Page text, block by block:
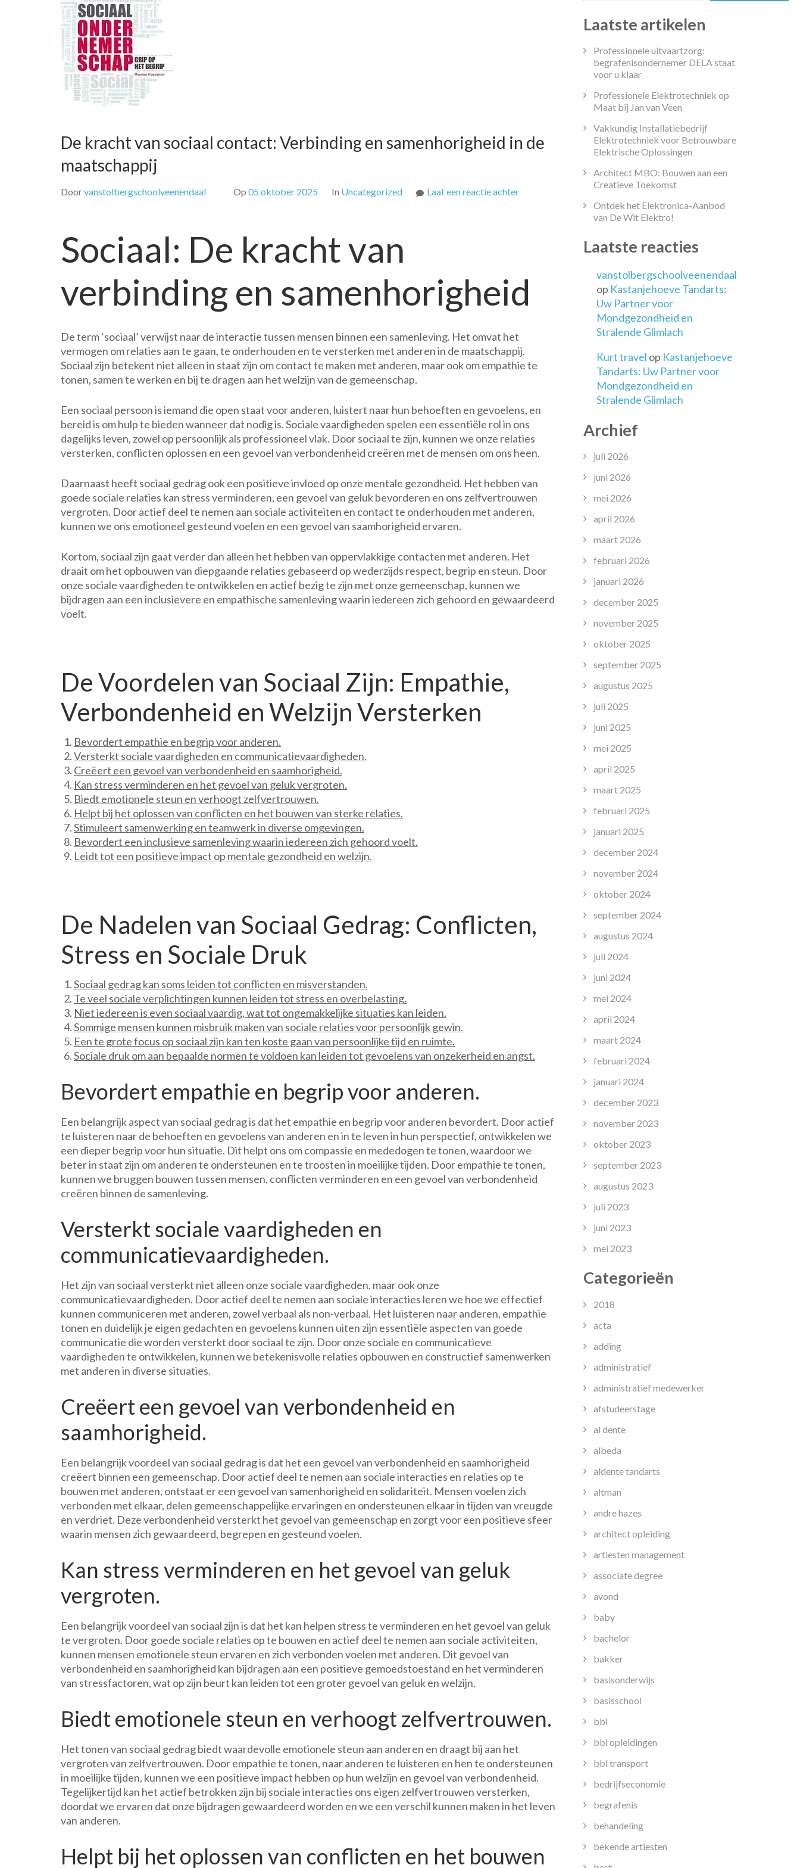
De kracht van sociaal contact: Verbinding en samenhorigheid in de
maatschappij
Doorvanstolbergschoolveenendaal Op 05 oktober 2025 In Uncategorized Laat een reactie achterop
Verbinding
en
samenhorigheid
maatschappij
Sociaal: De kracht van
verbinding en samenhorigheid
De term ‘sociaal’ verwijst naar de interactie tussen mensen binnen een samenleving. Het omvat het
vermogen om relaties aan te gaan, te onderhouden en te versterken met anderen in de maatschappij.
Sociaal zijn betekent niet alleen in staat zijn om contact te maken met anderen, maar ook om empathie te
tonen, samen te werken en bij te dragen aan het welzijn van de gemeenschap.
Een sociaal persoon is iemand die open staat voor anderen, luistert naar hun behoeften en gevoelens, en
bereid is om hulp te bieden wanneer dat nodig is. Sociale vaardigheden spelen een essentiële rol in ons
dagelijks leven, zowel op persoonlijk als professioneel vlak. Door sociaal te zijn, kunnen we onze relaties
versterken, conflicten oplossen en een gevoel van verbondenheid creëren met de mensen om ons heen.
Daarnaast heeft sociaal gedrag ook een positieve invloed op onze mentale gezondheid. Het hebben van
goede sociale relaties kan stress verminderen, een gevoel van geluk bevorderen en ons zelfvertrouwen
vergroten. Door actief deel te nemen aan sociale activiteiten en contact te onderhouden met anderen,
kunnen we ons emotioneel gesteund voelen en een gevoel van saamhorigheid ervaren.
Kortom, sociaal zijn gaat verder dan alleen het hebben van oppervlakkige contacten met anderen. Het
draait om het opbouwen van diepgaande relaties gebaseerd op wederzijds respect, begrip en steun. Door
onze sociale vaardigheden te ontwikkelen en actief bezig te zijn met onze gemeenschap, kunnen we
bijdragen aan een inclusievere en empathische samenleving waarin iedereen zich gehoord en gewaardeerd
voelt.
De Voordelen van Sociaal Zijn: Empathie,
Verbondenheid en Welzijn Versterken
Bevordert empathie en begrip voor anderen.
Versterkt sociale vaardigheden en communicatievaardigheden.
Creëert een gevoel van verbondenheid en saamhorigheid.
Kan stress verminderen en het gevoel van geluk vergroten.
Biedt emotionele steun en verhoogt zelfvertrouwen.
Helpt bij het oplossen van conflicten en het bouwen van sterke relaties.
Stimuleert samenwerking en teamwerk in diverse omgevingen.
Bevordert een inclusieve samenleving waarin iedereen zich gehoord voelt.
Leidt tot een positieve impact op mentale gezondheid en welzijn.
De Nadelen van Sociaal Gedrag: Conflicten,
Stress en Sociale Druk
Sociaal gedrag kan soms leiden tot conflicten en misverstanden.
Te veel sociale verplichtingen kunnen leiden tot stress en overbelasting.
Niet iedereen is even sociaal vaardig, wat tot ongemakkelijke situaties kan leiden.
Sommige mensen kunnen misbruik maken van sociale relaties voor persoonlijk gewin.
Een te grote focus op sociaal zijn kan ten koste gaan van persoonlijke tijd en ruimte.
Sociale druk om aan bepaalde normen te voldoen kan leiden tot gevoelens van onzekerheid en angst.
Bevordert empathie en begrip voor anderen.
Een belangrijk aspect van sociaal gedrag is dat het empathie en begrip voor anderen bevordert. Door actief
te luisteren naar de behoeften en gevoelens van anderen en in te leven in hun perspectief, ontwikkelen we
een dieper begrip voor hun situatie. Dit helpt ons om compassie en mededogen te tonen, waardoor we
beter in staat zijn om anderen te ondersteunen en te troosten in moeilijke tijden. Door empathie te tonen,
kunnen we bruggen bouwen tussen mensen, conflicten verminderen en een gevoel van verbondenheid
creëren binnen de samenleving.
Versterkt sociale vaardigheden en
communicatievaardigheden.
Het zijn van sociaal versterkt niet alleen onze sociale vaardigheden, maar ook onze
communicatievaardigheden. Door actief deel te nemen aan sociale interacties leren we hoe we effectief
kunnen communiceren met anderen, zowel verbaal als non-verbaal. Het luisteren naar anderen, empathie
tonen en duidelijk je eigen gedachten en gevoelens kunnen uiten zijn essentiële aspecten van goede
communicatie die worden versterkt door sociaal te zijn. Door onze sociale en communicatieve
vaardigheden te ontwikkelen, kunnen we betekenisvolle relaties opbouwen en constructief samenwerken
met anderen in diverse situaties.
Creëert een gevoel van verbondenheid en
saamhorigheid.
Een belangrijk voordeel van sociaal gedrag is dat het een gevoel van verbondenheid en saamhorigheid
creëert binnen een gemeenschap. Door actief deel te nemen aan sociale interacties en relaties op te
bouwen met anderen, ontstaat er een gevoel van samenhorigheid en solidariteit. Mensen voelen zich
verbonden met elkaar, delen gemeenschappelijke ervaringen en ondersteunen elkaar in tijden van vreugde
en verdriet. Deze verbondenheid versterkt het gevoel van gemeenschap en zorgt voor een positieve sfeer
waarin mensen zich gewaardeerd, begrepen en gesteund voelen.
Kan stress verminderen en het gevoel van geluk
vergroten.
Een belangrijk voordeel van sociaal zijn is dat het kan helpen stress te verminderen en het gevoel van geluk
te vergroten. Door goede sociale relaties op te bouwen en actief deel te nemen aan sociale activiteiten,
kunnen mensen emotionele steun ervaren en zich verbonden voelen met anderen. Dit gevoel van
verbondenheid en saamhorigheid kan bijdragen aan een positieve gemoedstoestand en het verminderen
van stressfactoren, wat op zijn beurt kan leiden tot een groter gevoel van geluk en welzijn.
Biedt emotionele steun en verhoogt zelfvertrouwen.
Het tonen van sociaal gedrag biedt waardevolle emotionele steun aan anderen en draagt bij aan het
vergroten van zelfvertrouwen. Door empathie te tonen, naar anderen te luisteren en hen te ondersteunen
in moeilijke tijden, kunnen we een positieve impact hebben op hun welzijn en gevoel van verbondenheid.
Tegelijkertijd kan het actief betrokken zijn bij sociale interacties ons eigen zelfvertrouwen versterken,
doordat we ervaren dat onze bijdragen gewaardeerd worden en we een verschil kunnen maken in het leven
van anderen.
Helpt bij het oplossen van conflicten en het bouwen
Laatste artikelen
Professionele uitvaartzorg:
begrafenisondernemer DELA staat
voor u klaar
Professionele Elektrotechniek op
Maat bij Jan van Veen
Vakkundig Installatiebedrijf
Elektrotechniek voor Betrouwbare
Elektrische Oplossingen
Architect MBO: Bouwen aan een
Creatieve Toekomst
Ontdek het Elektronica-Aanbod
van De Wit Elektro!
Laatste reacties
vanstolbergschoolveenendaal
op Kastanjehoeve Tandarts:
Uw Partner voor
Mondgezondheid en
Stralende Glimlach
Kurt travel op Kastanjehoeve
Tandarts: Uw Partner voor
Mondgezondheid en
Stralende Glimlach
Archief
juli 2026
juni 2026
mei 2026
april 2026
maart 2026
februari 2026
januari 2026
december 2025
november 2025
oktober 2025
september 2025
augustus 2025
juli 2025
juni 2025
mei 2025
april 2025
maart 2025
februari 2025
januari 2025
december 2024
november 2024
oktober 2024
september 2024
augustus 2024
juli 2024
juni 2024
mei 2024
april 2024
maart 2024
februari 2024
januari 2024
december 2023
november 2023
oktober 2023
september 2023
augustus 2023
juli 2023
juni 2023
mei 2023
Categorieën
2018
acta
adding
administratief
administratief medewerker
afstudeerstage
al dente
albeda
aldente tandarts
altman
andre hazes
architect opleiding
artiesten management
associate degree
avond
baby
bachelor
bakker
basisonderwijs
basisschool
bbl
bbl opleidingen
bbl transport
bedrijfseconomie
begrafenis
behandeling
bekende artiesten